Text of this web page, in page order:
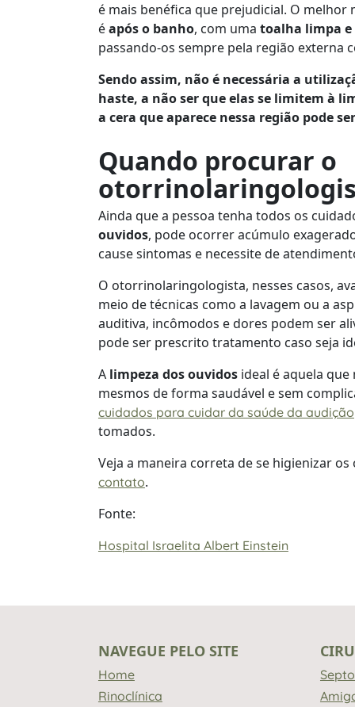
é mais benéfica que prejudicial. O
éapós o banho, com uma toalha limpa e
passando-os sempre pela região externa
Sendo assim, não é necessária a
haste, a não ser que elas se limitem à
a cera que aparece nessa região pode
Quando procurar o
Ainda que a pessoa tenha todos os
ouvidos, pode ocorrer acúmulo
cause sintomas e necessite de
O otorrinolaringologista, nesses casos,
meio de técnicas como a lavagem ou a
auditiva, incômodos e dores podem ser
pode ser prescrito tratamento caso seja
A limpeza dos ouvidosideal é aquela
mesmos de forma saudável e sem
cuidados para cuidar da saúde da audição
tomados.
Veja a maneira correta de se higienizar
contato.
Fonte:
Hospital Israelita Albert Einstein
NAVEGUE PELO SITE
Home
Rinoclínica